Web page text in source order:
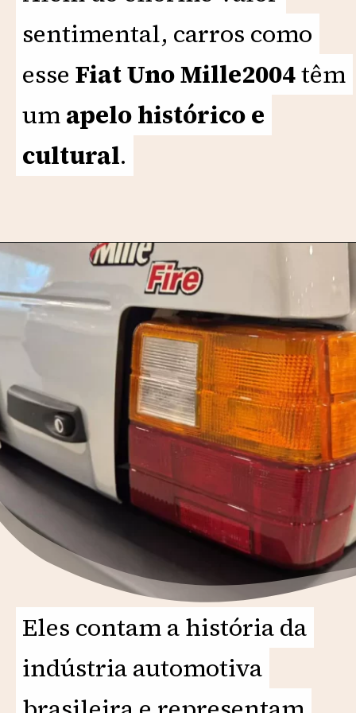
sentimental, carros como
esseFiat Uno Mille2004têm
umapelo histórico e
cultural.
sentimental, carros como
esseFiat Uno Mille2004têm
umapelo histórico e
cultural.
Opening
Eles contam a história da
indústria automotiva
Eles contam a história da
indústria automotiva